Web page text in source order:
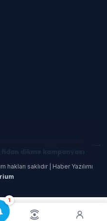
1
saklıdır | Haber Yazılımı